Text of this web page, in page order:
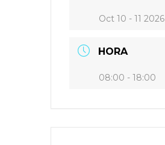
Oct 10 - 11 2026
HORA
08:00 - 18:00